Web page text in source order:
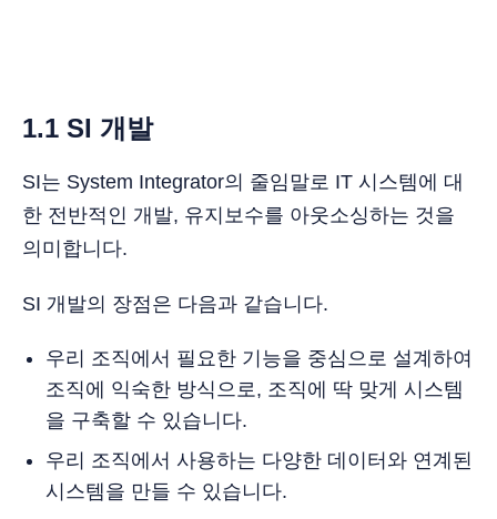
1.1 SI 개발
SI는 System Integrator의 줄임말로 IT 시스템에 대
한 전반적인 개발, 유지보수를 아웃소싱하는 것을
의미합니다.
SI 개발의 장점은 다음과 같습니다.
우리 조직에서 필요한 기능을 중심으로 설계하여
조직에 익숙한 방식으로, 조직에 딱 맞게 시스템
을 구축할 수 있습니다.
우리 조직에서 사용하는 다양한 데이터와 연계된
시스템을 만들 수 있습니다.